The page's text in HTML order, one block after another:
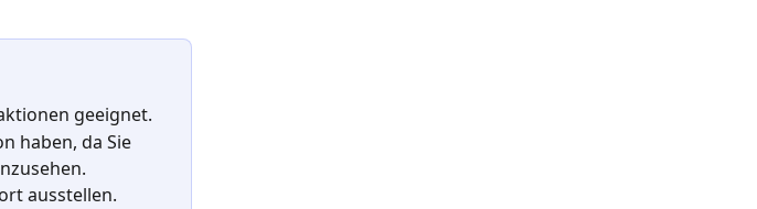
geeignet.
haben, da Sie
ausstellen.